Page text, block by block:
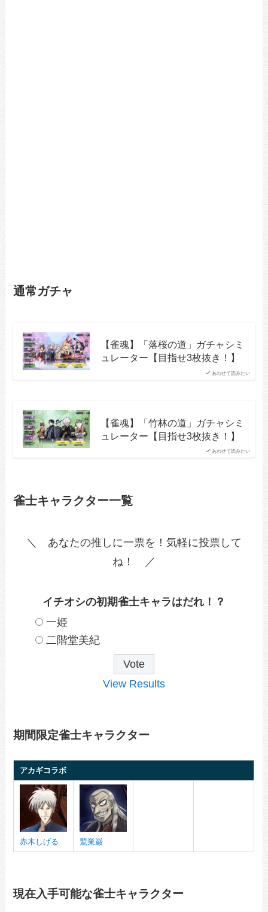
通常ガチャ
あわせて読みたい
【雀魂】「落桜の道」ガチャシミ
ュレーター【目指せ3枚抜き！】
あわせて読みたい
【雀魂】「竹林の道」ガチャシミ
ュレーター【目指せ3枚抜き！】
雀士キャラクター一覧
＼ あなたの推しに一票を！気軽に投票して
ね！ ／
イチオシの初期雀士キャラはだれ！？
一姫
二階堂美紀
View Results
期間限定雀士キャラクター
アカギコラボ
赤木しげる 鷲巣巌
現在入手可能な雀士キャラクター